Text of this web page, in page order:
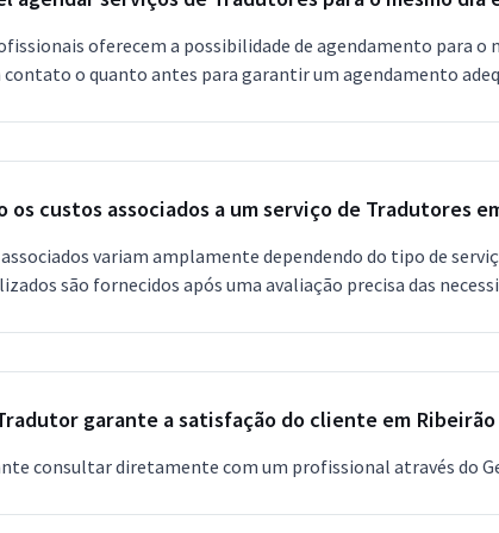
oferecem a possibilidade de agendamento para
o quanto antes para garantir um agendamento
os custos associados a um serviço de Tradutores
variam amplamente dependendo do tipo de
são fornecidos após uma avaliação precisa das
garante a satisfação do cliente em
consultar diretamente com um profissional através do